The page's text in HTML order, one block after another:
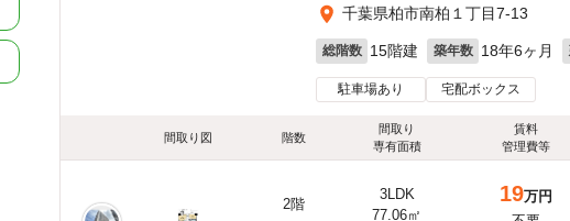
千葉県柏市南柏１丁目7-13
総階数 15階建 築年数 18年6ヶ月
駐車場あり 宅配ボックス
間取り図 階数
間取り
専有面積
賃料
管理費等
2階
3LDK
77.06㎡
19万円